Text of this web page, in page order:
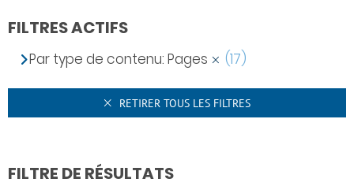
FILTRES ACTIFS
Par type de contenu: Pages (17)
RETIRER TOUS LES FILTRES
FILTRE DE RÉSULTATS